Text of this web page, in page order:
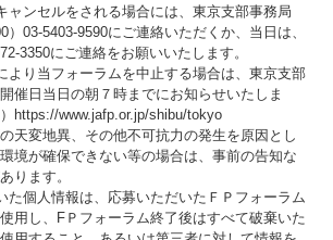
ャンセルをされる場合には、東京支部事務局
）03-5403-9590にご連絡いただくか、当日は、
3350にご連絡をお願いいたします。
より当フォーラムを中止する場合は、東京支部
催日当日の朝７時までにお知らせいたしま
https://www.jafp.or.jp/shibu/tokyo
天変地異、その他不可抗力の発生を原因とし
境が確保できない等の場合は、事前の告知な
ります。
た個人情報は、応募いただいたＦＰフォーラム
用し、FＰフォーラム終了後はすべて破棄いた